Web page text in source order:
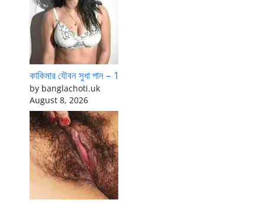
কাকিমার যৌবন সুধা পান – 1
by banglachoti.uk
August 8, 2026